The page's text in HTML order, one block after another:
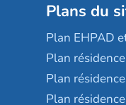
Plans du
Plan EHPAD
Plan
Plan
Plan